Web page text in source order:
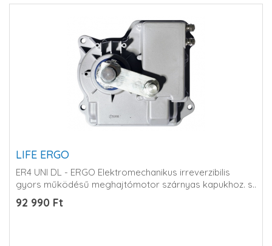
LIFE ERGO
ER4 UNI DL - ERGO Elektromechanikus irreverzibilis
gyors működésű meghajtómotor szárnyas kapukhoz. s..
92 990 Ft